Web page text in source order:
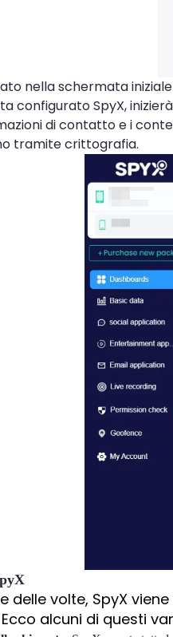
nella schermata
configurato SpyX,
di contatto e i
tramite crittografia.
delle volte, SpyX
alcuni di questi